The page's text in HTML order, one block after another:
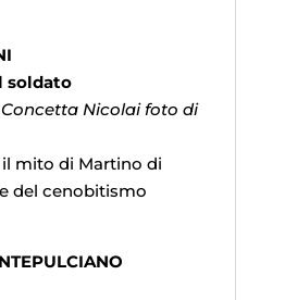
soldato
Nicolai foto di
mito di Martino di
del cenobitismo